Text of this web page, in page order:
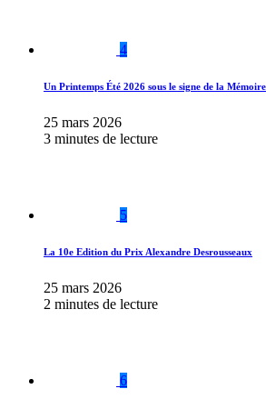
4
Un Printemps Été 2026 sous le signe de la
25 mars 2026
3 minutes de lecture
5
La 10e Edition du Prix Alexandre Desrousseaux
25 mars 2026
2 minutes de lecture
6